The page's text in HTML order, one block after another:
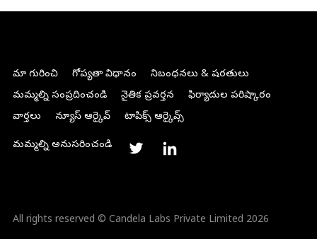
మా గురించి గోప్యతా విధానం
నిబంధనలు & షరతులు
మమ్మల్ని సంప్రదించండి
నైతిక ప్రవర్తన
ఫిర్యాదుల పరిష్కారం
వార్తలు
న్యూస్ ఆర్కైవ్ టాపిక్స్ ఆర్కైవ్స్
మమ్మల్ని అనుసరించండి
All rights reserved © Candela Labs Private Limited 2026